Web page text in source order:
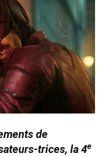
de
trices, la 4e